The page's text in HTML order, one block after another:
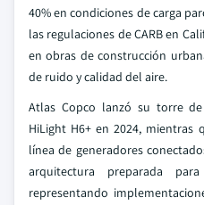
40% en condiciones de carga
las regulaciones de CARB en
en obras de construcción
de ruido y calidad del aire.
Atlas Copco lanzó su torre
HiLight H6+ en 2024, mientras
línea de generadores
arquitectura preparada
representando